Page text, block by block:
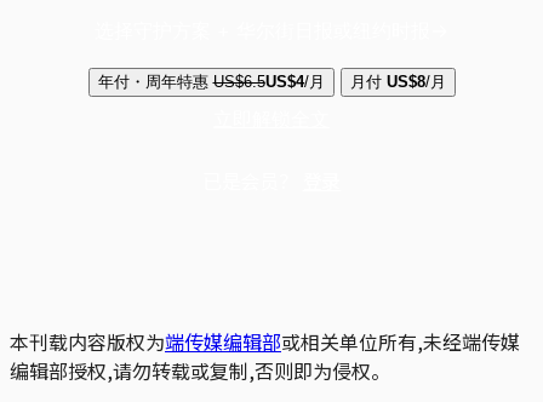
年付・周年特惠 US$6.5US$4/月 月付 US$8/月
本刊载内容版权为端传媒编辑部或相关单位所有,未经端传媒
编辑部授权,请勿转载或复制,否则即为侵权。